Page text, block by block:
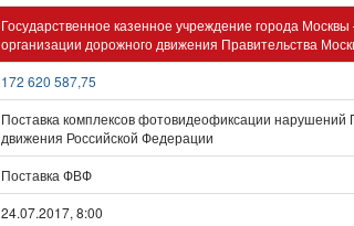
Государственное казенное учреждение города
организации дорожного движения Правительства
172 620 587,75
Поставка комплексов фотовидеофиксации нарушений
движения Российской Федерации
Поставка ФВФ
24.07.2017, 8:00